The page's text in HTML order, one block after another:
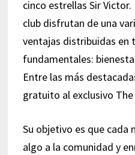
cinco estrellas Sir
club disfrutan de una
ventajas distribuidas en
fundamentales:
Entre las más
gratuito al exclusivo The
Su objetivo es que cada
algo a la comunidad y